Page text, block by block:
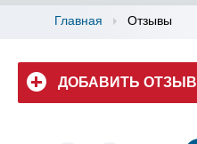
Главная Отзывы
ДОБАВИТЬ ОТЗЫВ